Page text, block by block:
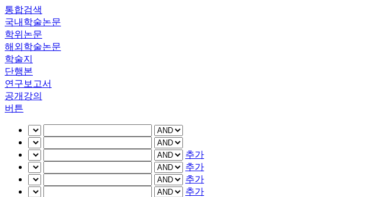
통합검색
국내학술논문
학위논문
해외학술논문
학술지
단행본
연구보고서
공개강의
버튼
추가
추가
추가
추가